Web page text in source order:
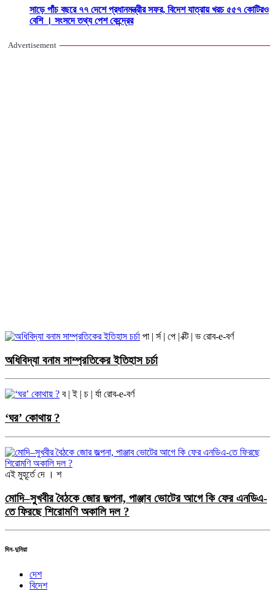
সাড়ে পাঁচ বছরে ৭৭ দেশে প্রধানমন্ত্রীর সফর, বিদেশ যাত্রায় খরচ ৫৫৭ কোটিরও
বেশি । সংসদে তথ্য পেশ কেন্দ্রের
Advertisement
পা | র্স | পে | ক্টি | ভ রোব-e-বর্ণ
অধিবিদ্যা বনাম সাম্প্রতিকের ইতিহাস চর্চা
ব | ই | চ | র্যা রোব-e-বর্ণ
‘ঘর’ কোথায় ?
এই মুহূর্তে দে । শ
মোদি–সুখবীর বৈঠকে জোর জল্পনা, পাঞ্জাব ভোটের আগে কি ফের এনডিএ-
তে ফিরছে শিরোমণি অকালি দল ?
দিন-দুনিয়া
দেশ
বিদেশ